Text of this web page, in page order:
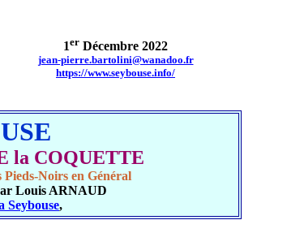
1er Décembre 2022
jean-pierre.bartolini@wanadoo.fr
https://www.seybouse.info/
la COQUETTE
Noirs en Général
Louis ARNAUD
Seybouse,